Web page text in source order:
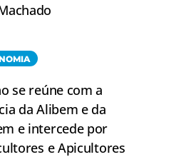
se reúne com a
da Alibem e da
e intercede por
e Apicultores